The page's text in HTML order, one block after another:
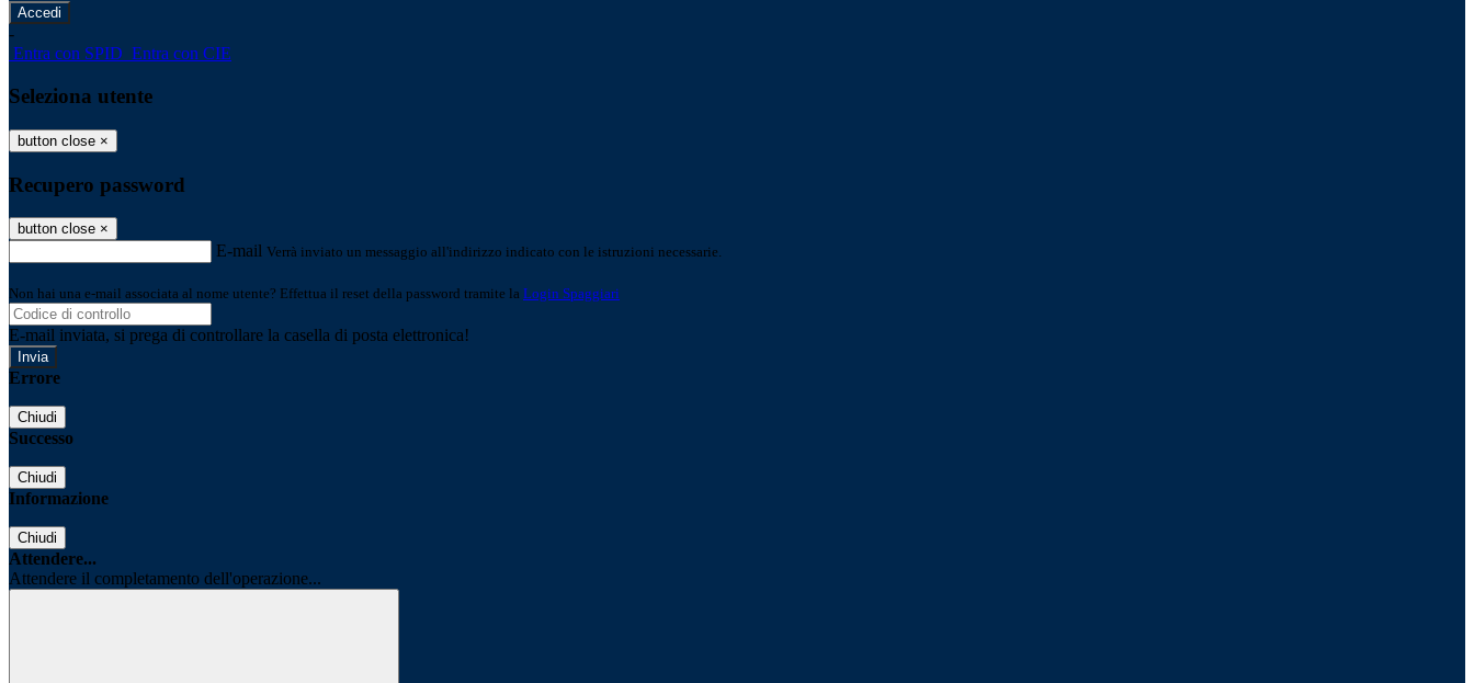
-
Entra con SPID Entra con CIE
Seleziona utente
button close ×
Recupero password
button close ×
E-mail Verrà inviato un messaggio all'indirizzo indicato con le istruzioni necessarie.
Non hai una e-mail associata al nome utente? Effettua il reset della password tramite la Login Spaggiari
E-mail inviata, si prega di controllare la casella di posta elettronica!
Errore
Chiudi
Successo
Chiudi
Informazione
Chiudi
Attendere...
Attendere il completamento dell'operazione...